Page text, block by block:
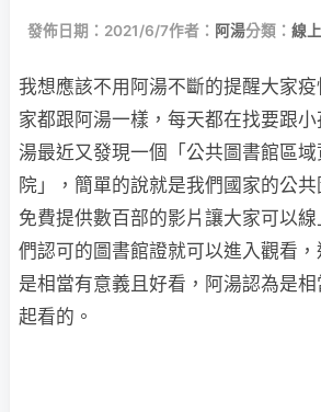
發佈日期：2021/6/7作者： 阿湯分類： 線
我想應該不用阿湯不斷的提醒大家
家都跟阿湯一樣，每天都在找要跟
湯最近又發現一個「公共圖書館區
院」，簡單的說就是我們國家的公共
免費提供數百部的影片讓大家可以
們認可的圖書館證就可以進入觀看
是相當有意義且好看，阿湯認為是
起看的。